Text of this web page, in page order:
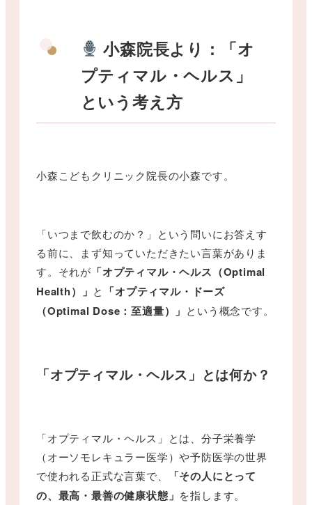
小森院長より：「オ
プティマル・ヘルス」
という考え方
小森こどもクリニック院長の小森です。
「いつまで飲むのか？」という問いにお答えす
る前に、まず知っていただきたい言葉がありま
す。それが 「オプティマル・ヘルス（Optimal
Health）」 と
「オプティマル・ドーズ
（Optimal Dose：至適量）」 という概念です。
「オプティマル・ヘルス」とは何か？
「オプティマル・ヘルス」とは、分子栄養学
（オーソモレキュラー医学）や予防医学の世界
で使われる正式な言葉で、
「その人にとって
の、最高・最善の健康状態」 を指します。